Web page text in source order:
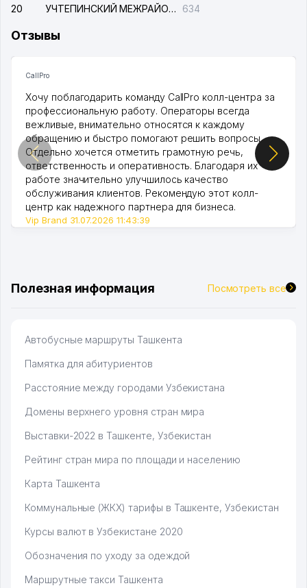
20
УЧТЕПИНСКИЙ МЕЖРАЙОННЫЙ СУД ПО ГРАЖДАНСКИМ ДЕЛАМ 634
Отзывы
CallPro
Хочу поблагодарить команду CallPro колл-центра за
профессиональную работу. Операторы всегда
вежливые, внимательно относятся к каждому
обращению и быстро помогают решить вопросы.
Отдельно хочется отметить грамотную речь,
ответственность и оперативность. Благодаря их
работе значительно улучшилось качество
обслуживания клиентов. Рекомендую этот колл-
центр как надежного партнера для бизнеса.
Vip Brand 31.07.2026 11:43:39
Полезная информация Посмотреть все
Автобусные маршруты Ташкента
Памятка для абитуриентов
Расстояние между городами Узбекистана
Домены верхнего уровня стран мира
Выставки-2022 в Ташкенте, Узбекистан
Рейтинг стран мира по площади и населению
Карта Ташкента
Коммунальные (ЖКХ) тарифы в Ташкенте, Узбекистан
Курсы валют в Узбекистане 2020
Обозначения по уходу за одеждой
Маршрутные такси Ташкента